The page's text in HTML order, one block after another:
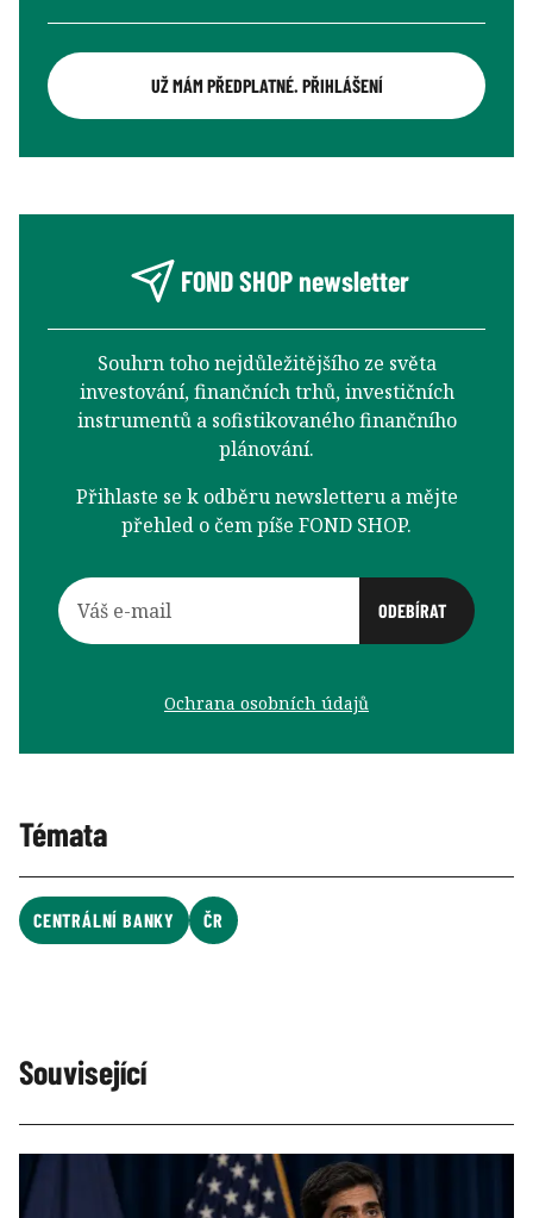
UŽ MÁM PŘEDPLATNÉ. PŘIHLÁŠENÍ
FOND SHOP newsletter
Souhrn toho nejdůležitějšího ze světa
investování, finančních trhů, investičních
instrumentů a sofistikovaného finančního
plánování.
Přihlaste se k odběru newsletteru a mějte
přehled o čem píše FOND SHOP.
Ochrana osobních údajů
Témata
CENTRÁLNÍ BANKY ČR
Související